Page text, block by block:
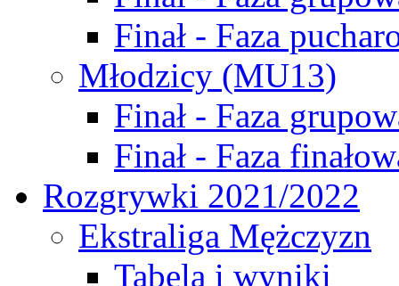
Finał - Faza
Młodzicy (MU13)
Finał - Faza
Finał - Faza
Rozgrywki 2021/2022
Ekstraliga Mężczyzn
Tabela i wyniki